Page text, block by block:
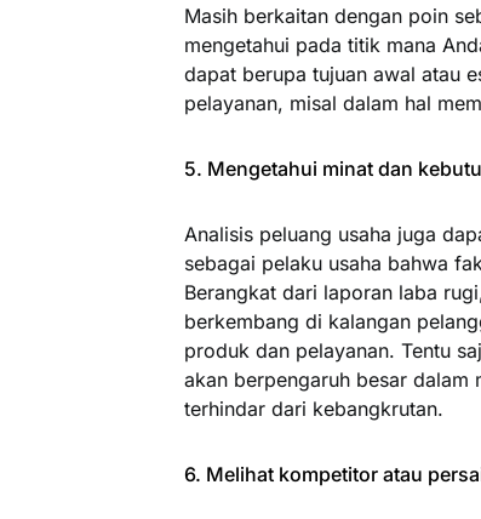
Masih berkaitan dengan poin
mengetahui pada titik mana
dapat berupa tujuan awal atau
pelayanan, misal dalam hal
5. Mengetahui minat dan
Analisis peluang usaha juga
sebagai pelaku usaha bahwa
Berangkat dari laporan laba
berkembang di kalangan
produk dan pelayanan. Tentu
akan berpengaruh besar dalam
terhindar dari kebangkrutan.
6. Melihat kompetitor atau